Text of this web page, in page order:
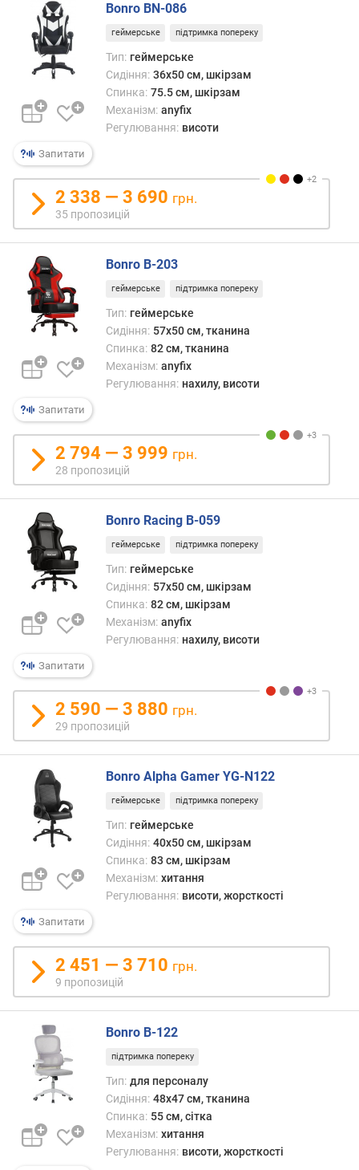
д
о
д
е
ш
в
и
з
а
в
і
д
г
у
к
а
м
з
д
а
о
д
о
д
а
в
а
н
я
з
а
к
і
і
с
т
ю
р
о
о
з
и
ц
і
й
м
а
к
с
в
а
Запитати
Bonro BN-086
геймерське підтримка попереку
Тип: геймерське
Сидіння: 36x50 см, шкірзам
Спинка: 75.5 см, шкірзам
Механізм: anyfix
Регулювання: висоти
2 338 — 3 690 грн.
35 пропозицій
Запитати
Bonro B-203
геймерське підтримка попереку
Тип: геймерське
Сидіння: 57x50 см, тканина
Спинка: 82 см, тканина
Механізм: anyfix
Регулювання: нахилу, висоти
2 794 — 3 999 грн.
28 пропозицій
Запитати
Bonro Racing B-059
геймерське підтримка попереку
Тип: геймерське
Сидіння: 57x50 см, шкірзам
Спинка: 82 см, шкірзам
Механізм: anyfix
Регулювання: нахилу, висоти
2 590 — 3 880 грн.
29 пропозицій
Запитати
Bonro Alpha Gamer YG-N122
геймерське підтримка попереку
Тип: геймерське
Сидіння: 40x50 см, шкірзам
Спинка: 83 см, шкірзам
Механізм: хитання
Регулювання: висоти, жорсткості
2 451 — 3 710 грн.
9 пропозицій
Bonro B-122
підтримка попереку
Тип: для персоналу
Сидіння: 48x47 см, тканина
Спинка: 55 см, сітка
Механізм: хитання
Регулювання: висоти, жорсткості